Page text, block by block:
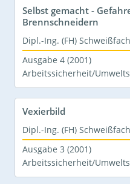
Selbst gemacht -
Brennschneidern
Dipl.-Ing. (FH)
Ausgabe 4 (2001)
Arbeitssicherheit/
Vexierbild
Dipl.-Ing. (FH)
Ausgabe 3 (2001)
Arbeitssicherheit/